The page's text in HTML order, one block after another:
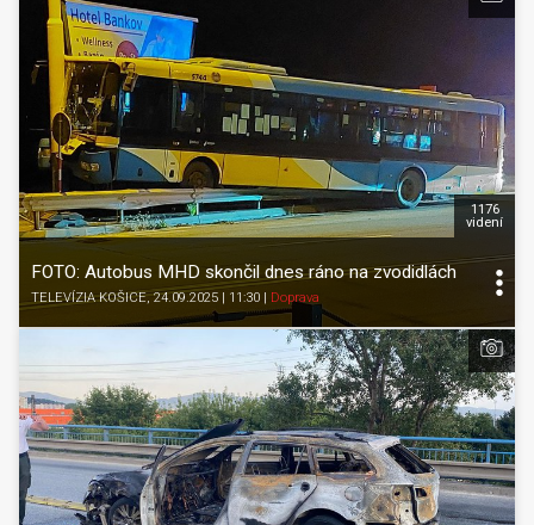
FOTO: Autobus MHD skončil dnes ráno na zvodidlách
TELEVÍZIA KOŠICE, 24.09.2025 | 11:30 | Doprava
1176
videní